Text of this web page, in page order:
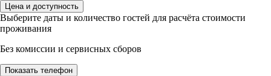
Цена и доступность
Выберите даты и количество гостей для расчёта стоимости
проживания
Без комиссии и сервисных сборов
Показать телефон